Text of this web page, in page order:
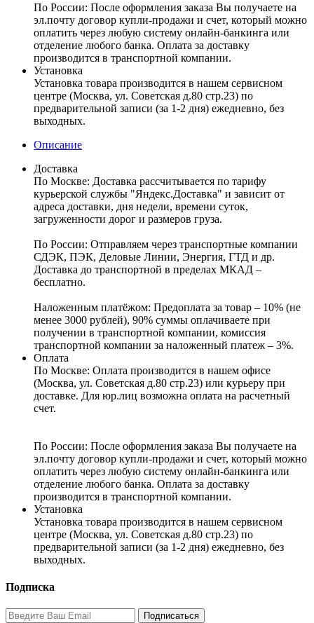
По России: После оформления заказа Вы получаете на
эл.почту договор купли-продажи и счет, который можно
оплатить через любую систему онлайн-банкинга или
отделение любого банка. Оплата за доставку
производится в транспортной компании.
Установка
Установка товара производится в нашем сервисном
центре (Москва, ул. Советская д.80 стр.23) по
предварительной записи (за 1-2 дня) ежедневно, без
выходных.
Описание
Доставка
По Москве: Доставка рассчитывается по тарифу
курьерской службы "Яндекс.Доставка" и зависит от
адреса доставки, дня недели, времени суток,
загруженности дорог и размеров груза.
По России: Отправляем через транспортные компании
СДЭК, ПЭК, Деловые Линии, Энергия, ГТД и др.
Доставка до транспортной в пределах МКАД –
бесплатно.
Наложенным платёжом: Предоплата за товар – 10% (не
менее 3000 рублей), 90% суммы оплачиваете при
получении в транспортной компании, комиссия
транспортной компании за наложенный платеж – 3%.
Оплата
По Москве: Оплата производится в нашем офисе
(Москва, ул. Советская д.80 стр.23) или курьеру при
доставке. Для юр.лиц возможна оплата на расчетный
счет.
По России: После оформления заказа Вы получаете на
эл.почту договор купли-продажи и счет, который можно
оплатить через любую систему онлайн-банкинга или
отделение любого банка. Оплата за доставку
производится в транспортной компании.
Установка
Установка товара производится в нашем сервисном
центре (Москва, ул. Советская д.80 стр.23) по
предварительной записи (за 1-2 дня) ежедневно, без
выходных.
Подписка